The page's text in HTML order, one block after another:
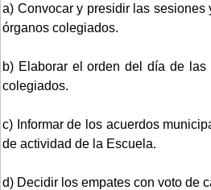
a) Convocar y presidir las
órganos colegiados.
b) Elaborar el orden del día de
colegiados.
c) Informar de los acuerdos
de actividad de la Escuela.
d) Decidir los empates con voto de